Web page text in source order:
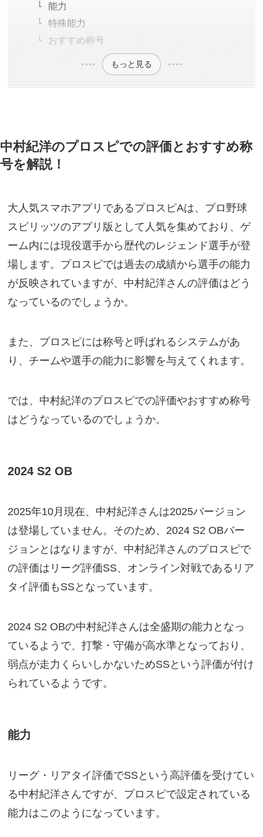
能力
特殊能力
おすすめ称号
もっと見る
中村紀洋のプロスピでの評価とおすすめ称
号を解説！
大人気スマホアプリであるプロスピAは、プロ野球
スピリッツのアプリ版として人気を集めており、ゲ
ーム内には現役選手から歴代のレジェンド選手が登
場します。プロスピでは過去の成績から選手の能力
が反映されていますが、中村紀洋さんの評価はどう
なっているのでしょうか。
また、プロスピには称号と呼ばれるシステムがあ
り、チームや選手の能力に影響を与えてくれます。
では、中村紀洋のプロスピでの評価やおすすめ称号
はどうなっているのでしょうか。
2024 S2 OB
2025年10月現在、中村紀洋さんは2025バージョン
は登場していません。そのため、2024 S2 OBバー
ジョンとはなりますが、中村紀洋さんのプロスピで
の評価はリーグ評価SS、オンライン対戦であるリア
タイ評価もSSとなっています。
2024 S2 OBの中村紀洋さんは全盛期の能力となっ
ているようで、打撃・守備が高水準となっており、
弱点が走力くらいしかないためSSという評価が付け
られているようです。
能力
リーグ・リアタイ評価でSSという高評価を受けてい
る中村紀洋さんですが、プロスピで設定されている
能力はこのようになっています。